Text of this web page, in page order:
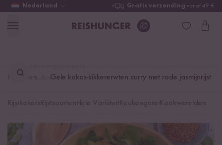
Nederland Gratis verzending vanaf 49 €
vinden ...
Recepten Gele kokos-kikkererwten curry met rode jasmijnrijst